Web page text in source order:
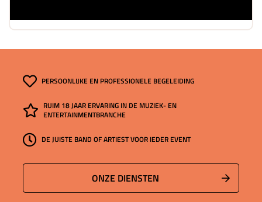
PERSOONLIJKE EN PROFESSIONELE BEGELEIDING
RUIM 18 JAAR ERVARING IN DE MUZIEK- EN
ENTERTAINMENTBRANCHE
DE JUISTE BAND OF ARTIEST VOOR IEDER EVENT
ONZE DIENSTEN